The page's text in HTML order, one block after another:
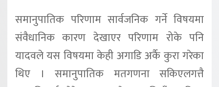
समानुपातिक परिणाम सार्वजनिक गर्ने विषयमा
संवैधानिक कारण देखाएर परिणाम रोके पनि
यादवले यस विषयमा केही अगाडि अर्कै कुरा गरेका
थिए । समानुपातिक मतगणना सकिएलगत्तै